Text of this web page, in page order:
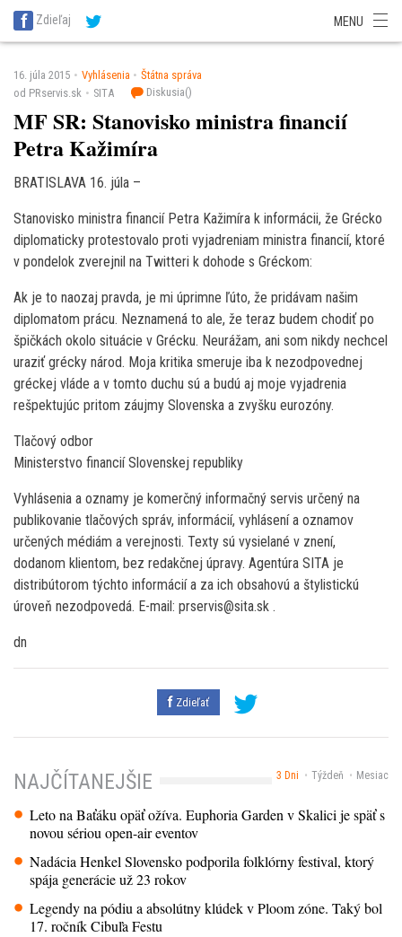
SITA Energetika
SITA Potravinárstvo
Zdieľaj MENU
16. júla 2015 Vyhlásenia
Štátna správa
od PRservis.sk
SITA Diskusia()
MF SR: Stanovisko ministra financií
Petra Kažimíra
BRATISLAVA 16. júla –
Stanovisko ministra financií Petra Kažimíra k informácii, že Grécko
diplomaticky protestovalo proti vyjadreniam ministra financií, ktoré
v pondelok zverejnil na Twitteri k dohode s Gréckom:
Ak je to naozaj pravda, je mi úprimne ľúto, že pridávam našim
diplomatom prácu. Neznamená to ale, že teraz budem chodiť po
špičkách okolo situácie v Grécku. Neurážam, ani som nikdy nechcel
uraziť grécky národ. Moja kritika smeruje iba k nezodpovednej
gréckej vláde a v tomto duchu sú a budú aj moje vyjadrenia
rešpektujúc pritom záujmy Slovenska a zvyšku eurozóny.
Tlačový odbor
Ministerstvo financií Slovenskej republiky
Vyhlásenia a oznamy je komerčný informačný servis určený na
publikovanie tlačových správ, informácií, vyhlásení a oznamov
určených médiám a verejnosti. Texty sú vysielané v znení,
dodanom klientom, bez redakčnej úpravy. Agentúra SITA je
distribútorom týchto informácií a za ich obsahovú a štylistickú
úroveň nezodpovedá. E-mail: prservis@sita.sk .
dn
Zdieľať
3 Dni Týždeň Mesiac
NAJČÍTANEJŠIE
Leto na Baťáku opäť ožíva. Euphoria Garden v Skalici je späť s
novou sériou open-air eventov
Nadácia Henkel Slovensko podporila folklórny festival, ktorý
spája generácie už 23 rokov
Legendy na pódiu a absolútny klúdek v Ploom zóne. Taký bol
17. ročník Cibuľa Festu